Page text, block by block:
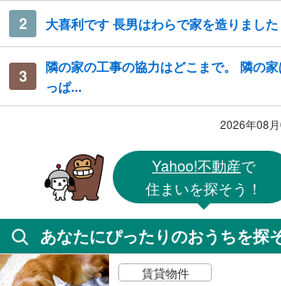
2 大喜利です 長男はわらで家を造りまし
3
隣の家の工事の協力はどこまで。 隣の
っぱ...
2026年08
Yahoo!不動産で
住まいを探そう！
あなたにぴったりのおうちを探
賃貸物件